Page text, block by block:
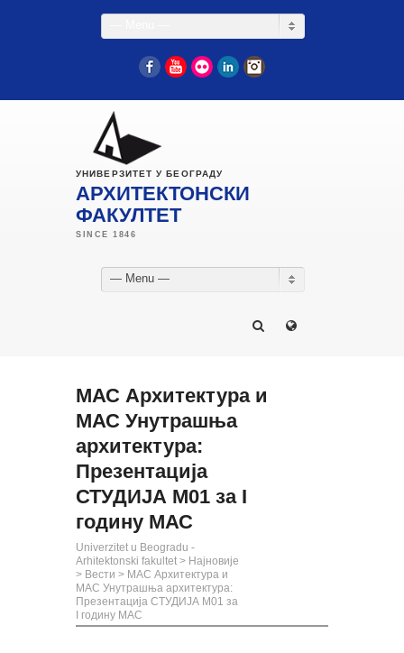
FacebookYouTube
Flickr LinkedIn
УНИВЕРЗИТЕТ У БЕОГРАДУ
АРХИТЕКТОНСКИ
ФАКУЛТЕТ
— Menu —
МАС Архитектура и
МАС Унутрашња
архитектура:
Презентација
СТУДИЈА М01 за I
годину МАС
Univerzitet u Beogradu -
Arhitektonski fakultet > Најновије
> Вести > МАС Архитектура и
МАС Унутрашња архитектура:
Презентација СТУДИЈА М01 за
I годину МАС